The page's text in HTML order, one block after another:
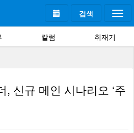
검색
칼럼 취재기
, 신규 메인 시나리오 ‘주